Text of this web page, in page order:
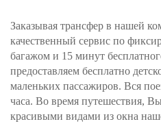
Оплата производится
АО "Т-БАНК" (©
официальный сайт https://
лицензия ЦБ РФ № 2673).
Шаг №4. После получения
проверит поступление
свяжется с Вами для
Заказывая трансфер в нашей
качественный сервис по
багажом и 15 минут
предоставляем бесплатно
маленьких пассажиров. Вся
часа. Во время путешествия,
красивыми видами из окна